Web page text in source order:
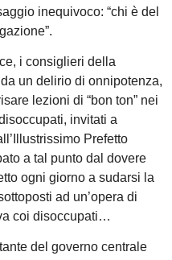
inequivoco: “chi è del
i consiglieri della
un delirio di onnipotenza,
lezioni di “bon ton” nei
invitati a
Prefetto
a tal punto dal dovere
ogni giorno a sudarsi la
ad un’opera di
coi disoccupati…
del governo centrale